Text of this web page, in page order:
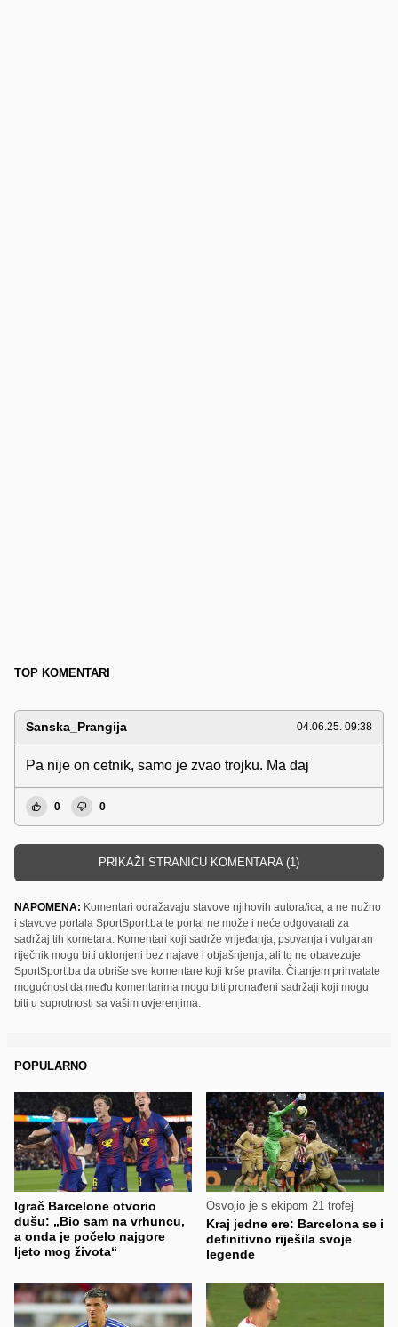
TOP KOMENTARI
Sanska_Prangija 04.06.25. 09:38
Pa nije on cetnik, samo je zvao trojku. Ma daj
0 0
PRIKAŽI STRANICU KOMENTARA (1)
NAPOMENA: Komentari odražavaju stavove njihovih autora/ica, a ne nužno
i stavove portala SportSport.ba te portal ne može i neće odgovarati za
sadržaj tih kometara. Komentari koji sadrže vrijeđanja, psovanja i vulgaran
riječnik mogu biti uklonjeni bez najave i objašnjenja, ali to ne obavezuje
SportSport.ba da obriše sve komentare koji krše pravila. Čitanjem prihvatate
mogućnost da među komentarima mogu biti pronađeni sadržaji koji mogu
biti u suprotnosti sa vašim uvjerenjima.
POPULARNO
Igrač Barcelone otvorio
dušu: „Bio sam na vrhuncu,
a onda je počelo najgore
ljeto mog života“
Osvojio je s ekipom 21 trofej
Kraj jedne ere: Barcelona se i
definitivno riješila svoje
legende